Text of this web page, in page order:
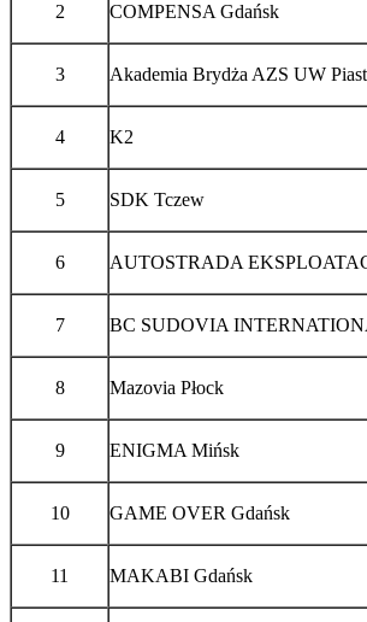
2 COMPENSA Gdańsk
3 Akademia Brydża AZS UW
4 K2
5 SDK Tczew
6 AUTOSTRADA
7 BC SUDOVIA
8 Mazovia Płock
9 ENIGMA Mińsk
10 GAME OVER Gdańsk
11 MAKABI Gdańsk